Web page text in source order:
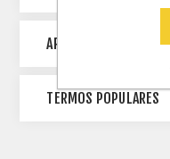
ARQUIVO
TERMOS POPULARES